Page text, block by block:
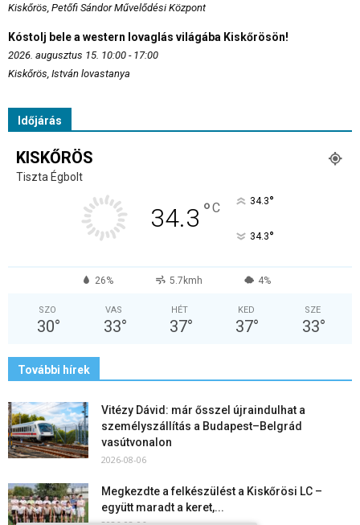
Kiskőrös, Petőfi Sándor Művelődési Központ
Kóstolj bele a western lovaglás világába Kiskőrösön!
2026. augusztus 15. 10:00 - 17:00
Kiskőrös, István lovastanya
Időjárás
KISKŐRÖS
Tiszta Égbolt
34.3 °C 34.3°
34.3°
26% 5.7kmh 4%
SZO
30°
VAS
33°
HÉT
37°
KED
37°
SZE
33°
További hírek
Vitézy Dávid: már ősszel újraindulhat a
személyszállítás a Budapest–Belgrád
vasútvonalon
2026-08-06
Megkezdte a felkészülést a Kiskőrösi LC –
együtt maradt a keret,...